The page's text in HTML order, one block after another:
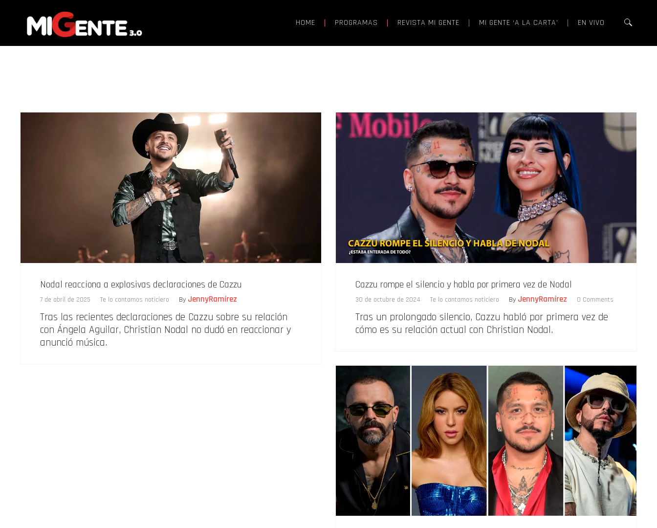
HOME PROGRAMAS REVISTA MI GENTE MI GENTE ‘A LA CARTA’ EN VIVO
Nodal reacciona a explosivas declaraciones de Cazzu
7 de abril de 2025 Te lo cantamos noticiero By JennyRamírez
Tras las recientes declaraciones de Cazzu sobre su relación
con Ángela Aguilar, Christian Nodal no dudó en reaccionar y
anunció música.
Cazzu rompe el silencio y habla por primera vez de Nodal
30 de octubre de 2024 Te lo cantamos noticiero By JennyRamírez 0 Comments
Tras un prolongado silencio, Cazzu habló por primera vez de
cómo es su relación actual con Christian Nodal.